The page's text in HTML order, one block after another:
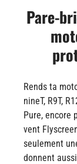
Pare-
Rends ta
nineT, R9T,
Pure, encore
vent
seulement
donnent